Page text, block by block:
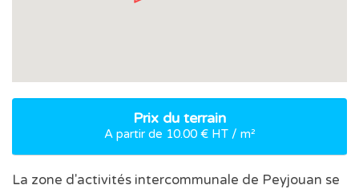
Prix du terrain
A partir de 10.00 € HT / m²
La zone d'activités intercommunale de Peyjouan se